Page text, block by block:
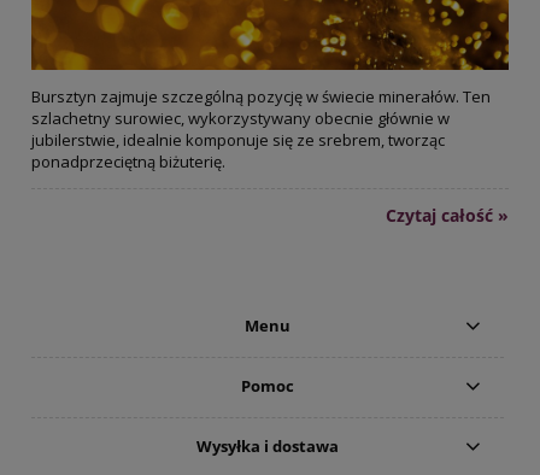
Bursztyn zajmuje szczególną pozycję w świecie minerałów. Ten
szlachetny surowiec, wykorzystywany obecnie głównie w
jubilerstwie, idealnie komponuje się ze srebrem, tworząc
ponadprzeciętną biżuterię.
Czytaj całość »
Menu
Pomoc
Wysyłka i dostawa